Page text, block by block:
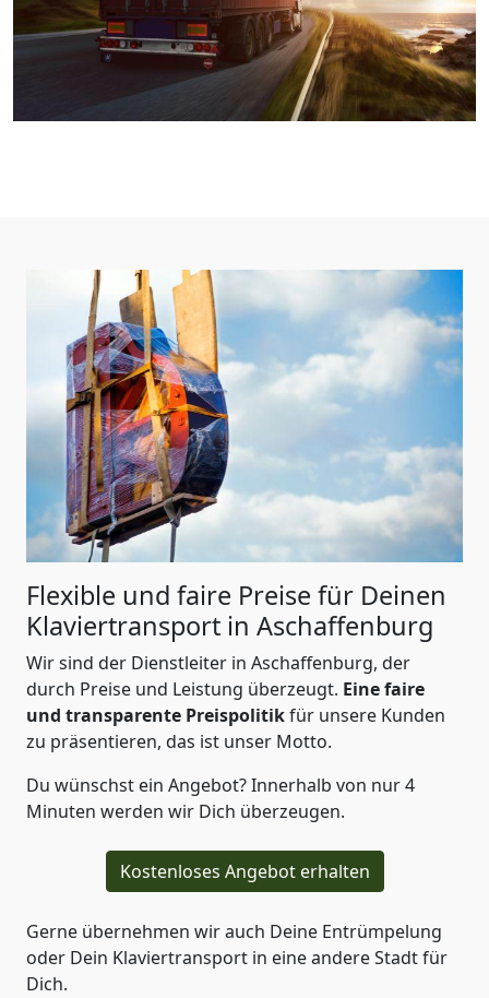
Flexible und faire Preise für Deinen
Klaviertransport in Aschaffenburg
Wir sind der Dienstleiter in Aschaffenburg, der
durch Preise und Leistung überzeugt. Eine faire
und transparente Preispolitikfür unsere Kunden
zu präsentieren, das ist unser Motto.
Du wünschst ein Angebot? Innerhalb von nur 4
Minuten werden wir Dich überzeugen.
Kostenloses Angebot erhalten
Gerne übernehmen wir auch Deine Entrümpelung
oder Dein Klaviertransport in eine andere Stadt für
Dich.